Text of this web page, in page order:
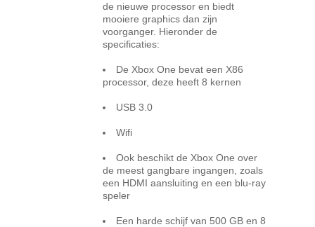
de nieuwe processor en biedt
mooiere graphics dan zijn
voorganger. Hieronder de
specificaties:
De Xbox One bevat een X86
processor, deze heeft 8 kernen
USB 3.0
Wifi
Ook beschikt de Xbox One over
de meest gangbare ingangen, zoals
een HDMI aansluiting en een blu-ray
speler
Een harde schijf van 500 GB en 8